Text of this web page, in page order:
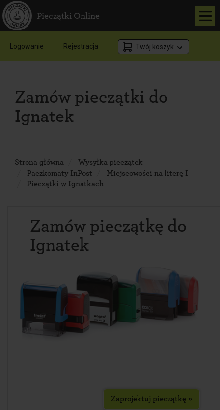
Pieczątki Online
Logowanie Rejestracja Twój koszyk
Zamów pieczątki do
Ignatek
Strona główna
Wysyłka pieczątek
Paczkomaty InPost
Miejscowości na literę I
Pieczątki w Ignatkach
Zamów pieczątkę do
Ignatek
Zaprojektuj pieczątkę »